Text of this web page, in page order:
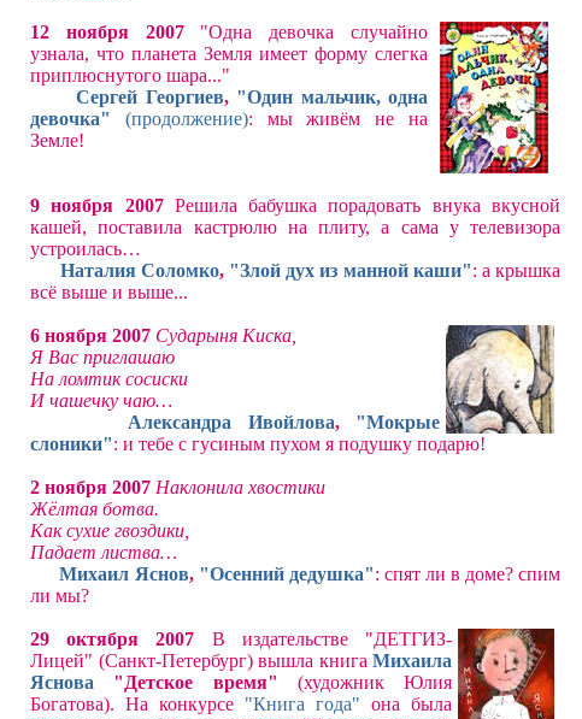
12 ноября 2007"Одна девочка случайно
узнала, что планета Земля имеет форму слегка
приплюснутого шара..."
Сергей Георгиев, "Один мальчик, одна
девочка"
(продолжение): мы живём не на
Земле!
9 ноября 2007Решила бабушка порадовать внука вкусной
кашей, поставила кастрюлю на плиту, а сама у телевизора
устроилась…
Наталия Соломко, "Злой дух из манной каши": а крышка
всё выше и выше...
6 ноября 2007 Сударыня Киска,
Я Вас приглашаю
На ломтик сосиски
И чашечку чаю…
Александра Ивойлова, "Мокрые
слоники": и тебе с гусиным пухом я подушку подарю!
2 ноября 2007 Наклонила хвостики
Жёлтая ботва.
Как сухие гвоздики,
Падает листва…
Михаил Яснов, "Осенний дедушка": спят ли в доме? спим
ли мы?
29 октября 2007 В издательстве "ДЕТГИЗ-
Лицей" (Санкт-Петербург) вышла книга Михаила
Яснова "Детское время" (художник Юлия
Богатова). На конкурсе "Книга года" она была